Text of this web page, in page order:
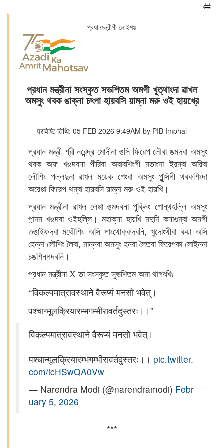
প্রধানমন্ত্রীগী লোইশঙ
প্রধান মন্ত্রীনা সংস্কৃত সভশিতম অমগী খুত্থাংদা ৱাখল
অমসুং থবক ঙাক্না চৎপা হায়বসি য়াম্না মরু ওই হায়খ্রে
प्रविष्टि तिथि: 05 FEB 2026 9:49AM by PIB Imphal
প্রধান মন্ত্রী শ্রী নরেন্দ্র মোদীনা ঙসি ফিরেপ লৌবা ঙমদবা অমসুং
থবক অফ খঙদবনা পীরিবা অৱাবশিংগী মতাংদা ইরম্বা অরিবা
লৌশিং পল্লদুনা ৱাখল ময়েক শেংবা অমসুং পুন্সিগী থবকশিংদা
অরেপ্পা ফিরেপ থম্বা হায়বসি য়াম্না মরু ওই হায়খি।
প্রধান মন্ত্রীনা ৱাখল লেপ্পা ঙমদবনা পুক্নিং শোন্থহল্লি অমসুং
পান্দম খঙদবা ওইহল্লি। মহাক্না হায়খি মদুদি কনাগুম্বা অমগী
তঙাইফদবা মথৌশিং অসি পাংথোক্কদবনি, খুদোংথীবা কয়া অসি
হেন্না লৌশিং লৈবা, মান্নবা অমসুং হনবা লৈতবা ফিরেপকা লোইননা
চঙশিনগদবনি।
প্রধান মন্ত্রীনা X তা সংস্কৃত সুভশিতম অমা থাগৎখিঃ
“विकल्पमात्रावस्थाने वैरूप्यं मनसो भवेत्।
पश्चान्मूलक्रियारम्भगम्भीरावर्तदुस्तरः ।। ”
विकल्पमात्रावस्थाने वैरूप्यं मनसो भवेत्।
पश्चान्मूलक्रियारम्भगम्भीरावर्तदुस्तरः।। pic.twitter.
com/icHSwQA0Vw
— Narendra Modi (@narendramodi) Febr
uary 5, 2026
***